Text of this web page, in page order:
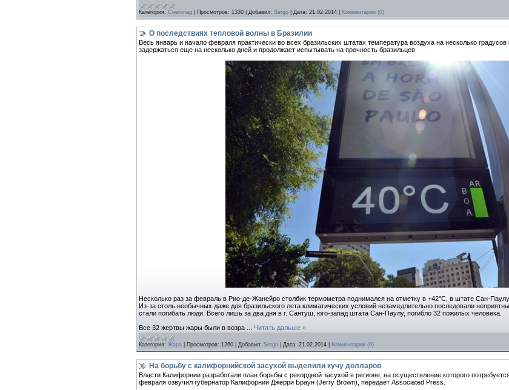
Категория: Снегопад Просмотров: 1330 Добавил: Sergo Дата: 21.02.2014 Комментарии (0)
О последствиях тепловой волны в Бразилии
Весь январь и начало февраля практически во всех бразильских штатах температура воздуха на несколько
задержаться еще на несколько дней и продолжает испытывать на прочность бразильцев.
Несколько раз за февраль в Рио-де-Жанейро столбик термометра поднимался на отметку в +42°С, в штате Сан-
Из-за столь необычных даже для бразильского лета климатических условий незамедлительно последовали
стали погибать люди. Всего лишь за два дня в г. Сантуш, юго-запад штата Сан-Паулу, погибло 32 пожилых человека.
Все 32 жертвы жары были в возра
Читать дальше »
Категория: Жара Просмотров: 1260 Добавил: Sergo Дата: 21.02.2014 Комментарии (0)
На борьбу с калифорнийской засухой выделили кучу долларов
Власти Калифорнии разработали план борьбы с рекордной засухой в регионе, на осуществление которого
февраля озвучил губернатор Калифорнии Джерри Браун (Jerry Brown), передает Associated Press.